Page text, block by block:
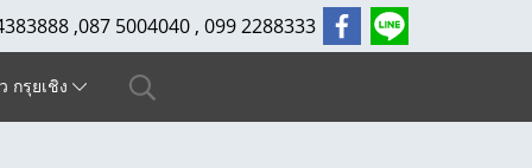
,087 5004040 , 099 2288333
กรุยเชิง